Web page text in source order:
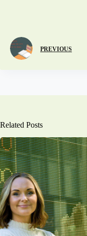
PREVIOUS
Related Posts